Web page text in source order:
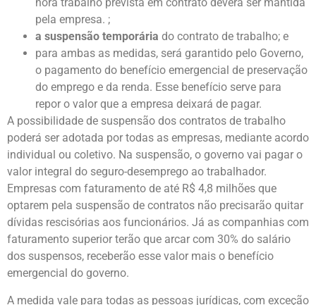
pela empresa. ;
a suspensão temporária do contrato de trabalho; e
para ambas as medidas, será garantido pelo Governo,
o pagamento do benefício emergencial de preservação
do emprego e da renda. Esse benefício serve para
repor o valor que a empresa deixará de pagar.
A possibilidade de suspensão dos contratos de trabalho
poderá ser adotada por todas as empresas, mediante acordo
individual ou coletivo. Na suspensão, o governo vai pagar o
valor integral do seguro-desemprego ao trabalhador.
Empresas com faturamento de até R$ 4,8 milhões que
optarem pela suspensão de contratos não precisarão quitar
dívidas rescisórias aos funcionários. Já as companhias com
faturamento superior terão que arcar com 30% do salário
dos suspensos, receberão esse valor mais o benefício
emergencial do governo.
A medida vale para todas as pessoas jurídicas, com exceção